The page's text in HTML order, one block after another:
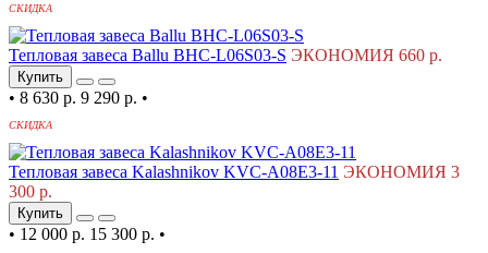
СКИДКА
Тепловая завеса Ballu BHC-L06S03-S ЭКОНОМИЯ 660 р.
Купить
• 8 630 р. 9 290 р. •
СКИДКА
Тепловая завеса Kalashnikov KVC-A08E3-11 ЭКОНОМИЯ 3
300 р.
Купить
• 12 000 р. 15 300 р. •